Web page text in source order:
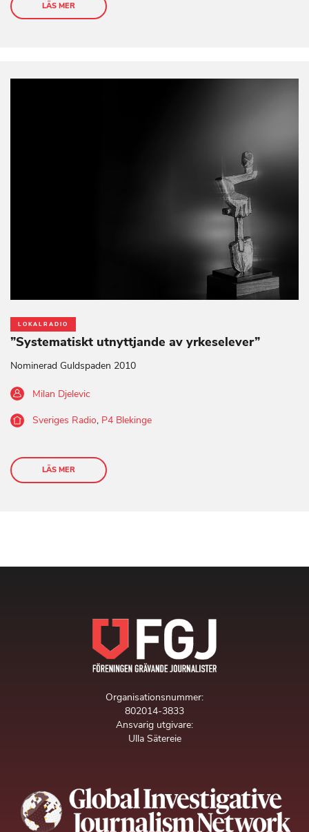
LÄS MER
LOKALRADIO
”Systematiskt utnyttjande av yrkeselever”
Nominerad Guldspaden 2010
Milan Djelevic
Sveriges Radio, P4 Blekinge
LÄS MER
Organisationsnummer:
802014-3833
Ansvarig utgivare:
Ulla Sätereie